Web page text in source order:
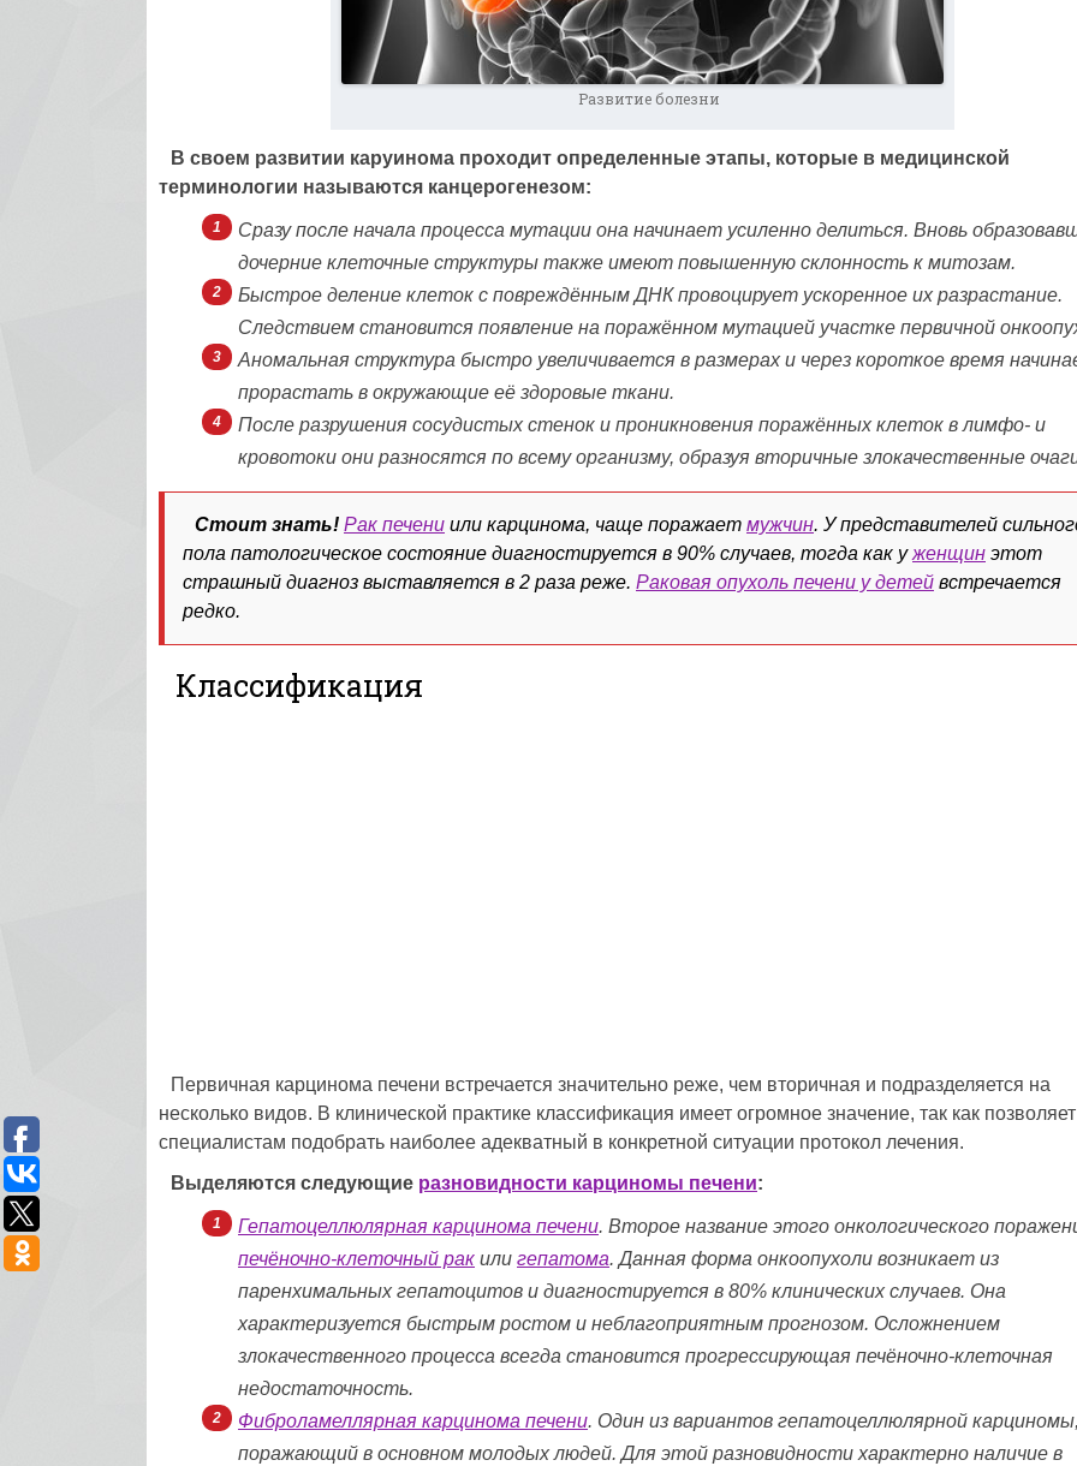
Развитие болезни
В своем развитии каруинома проходит определенные этапы, которые в медицинской
терминологии называются канцерогенезом:
Сразу после начала процесса мутации она начинает усиленно делиться. Вновь
дочерние клеточные структуры также имеют повышенную склонность к митозам.
Быстрое деление клеток с повреждённым ДНК провоцирует ускоренное их разрастание.
Следствием становится появление на поражённом мутацией участке первичной
Аномальная структура быстро увеличивается в размерах и через короткое время
прорастать в окружающие её здоровые ткани.
После разрушения сосудистых стенок и проникновения поражённых клеток в лимфо- и
кровотоки они разносятся по всему организму, образуя вторичные злокачественные
Стоит знать! Рак печени или карцинома, чаще поражает мужчин. У представителей
пола патологическое состояние диагностируется в 90% случаев, тогда как уженщин этот
страшный диагноз выставляется в 2 раза реже. Раковая опухоль печени у детей встречается
редко.
Классификация
Первичная карцинома печени встречается значительно реже, чем вторичная и подразделяется на
несколько видов. В клинической практике классификация имеет огромное значение, так как позволяет
специалистам подобрать наиболее адекватный в конкретной ситуации протокол лечения.
Выделяются следующие разновидности карциномы печени:
Гепатоцеллюлярная карцинома печени. Второе название этого онкологического
печёночно-клеточный рак или гепатома. Данная форма онкоопухоли возникает из
паренхимальных гепатоцитов и диагностируется в 80% клинических случаев. Она
характеризуется быстрым ростом и неблагоприятным прогнозом. Осложнением
злокачественного процесса всегда становится прогрессирующая печёночно-клеточная
недостаточность.
Фиброламеллярная карцинома печени. Один из вариантов гепатоцеллюлярной карциномы,
поражающий в основном молодых людей. Для этой разновидности характерно наличие в